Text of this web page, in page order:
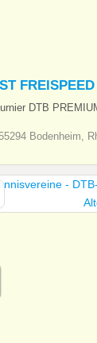
DTB
Bodenheim,